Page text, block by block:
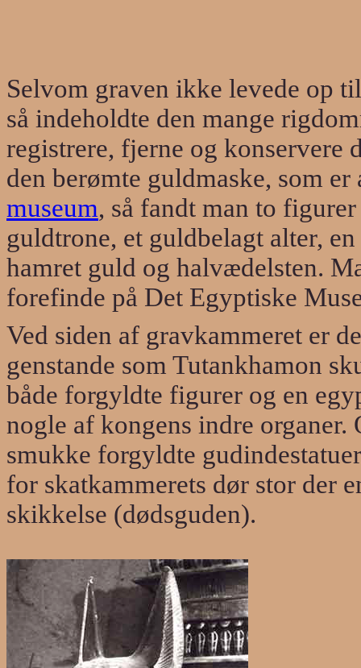
Selvom graven ikke levede op
så indeholdte den mange
registrere, fjerne og konservere
den berømte guldmaske, som
museum, så fandt man to
guldtrone, et guldbelagt alter,
hamret guld og halvædelsten.
forefinde på Det Egyptiske
Ved siden af gravkammeret er
genstande som Tutankhamon
både forgyldte figurer og en
nogle af kongens indre
smukke forgyldte
for skatkammerets dør stor der
skikkelse (dødsguden).